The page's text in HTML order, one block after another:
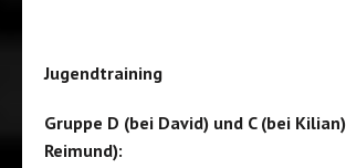
Jugendtraining
Gruppe D (bei David) und C (bei
Reimund):